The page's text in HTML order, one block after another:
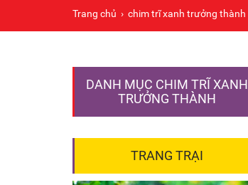
Trang chủ › chim trĩ xanh trưởng thành
DANH MỤC CHIM TRĨ XANH
TRƯỞNG THÀNH
TRANG TRẠI